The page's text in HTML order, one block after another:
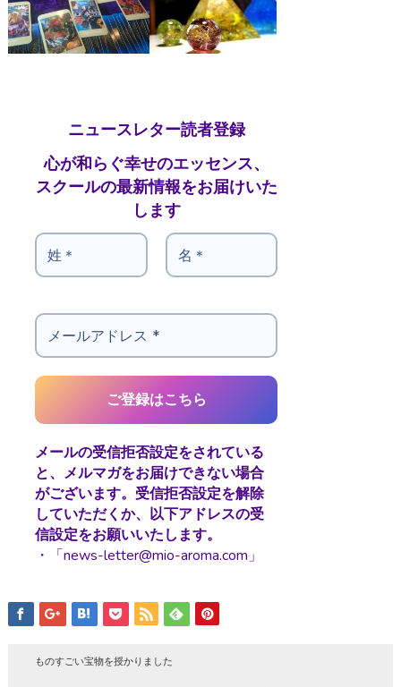
ニュースレター読者登録
心が和らぐ幸せのエッセンス、
スクールの最新情報をお届けいた
します
メールの受信拒否設定をされている
と、メルマガをお届けできない場合
がございます。受信拒否設定を解除
していただくか、以下アドレスの受
信設定をお願いいたします。
・「news-letter@mio-aroma.com」
ものすごい宝物を授かりました